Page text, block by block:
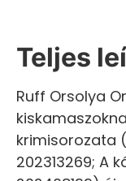
Teljes
Ruff Orsolya
krimisorozata
202313269; A